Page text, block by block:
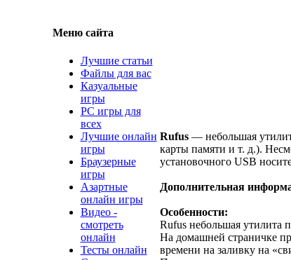
Меню сайта
Лучшие статьи
Файлы для вас
Казуальные
игры
PC игры для
всех
Лучшие онлайн
игры
Браузерные
игры
Азартные
онлайн игры
Видео -
смотреть
онлайн
Тесты онлайн
Rufus— небольшая
карты памяти и т. д.).
установочного USB
Дополнительная
Особенности:
Rufus небольшая утилита
На домашней страничке
времени на заливку на